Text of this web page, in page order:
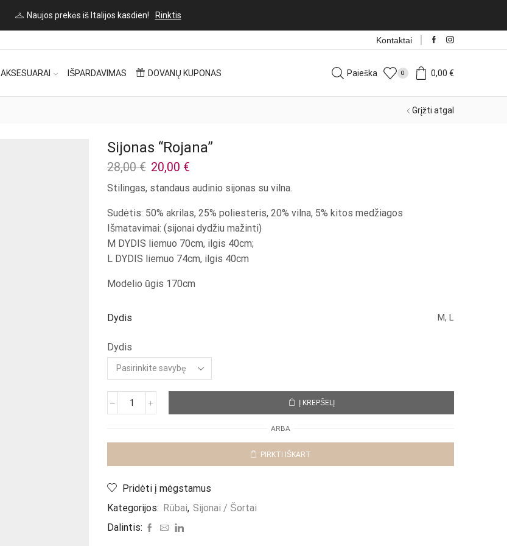
Naujos prekės iš Italijos kasdien! Rinktis
Kontaktai
AKSESUARAI IŠPARDAVIMAS DOVANŲ KUPONAS Paieška 0 0,00 €
Grįžti atgal
Sijonas “Rojana”
28,00€ Original
price
was:
28,00 €.
20,00 €
price
is:
20,00 €.
Stilingas, standaus audinio sijonas su vilna.
Sudėtis: 50% akrilas, 25% poliesteris, 20% vilna, 5% kitos medžiagos
Išmatavimai: (sijonai dydžiu mažinti)
M DYDIS liemuo 70cm, ilgis 40cm;
L DYDIS liemuo 74cm, ilgis 40cm
Modelio ūgis 170cm
Dydis M, L
Dydis
produkto
"Rojana"
Į KREPŠELĮ
ARBA
PIRKTI IŠKART
Pridėti į mėgstamus
Kategorijos: Rūbai, Sijonai / Šortai
Dalintis: